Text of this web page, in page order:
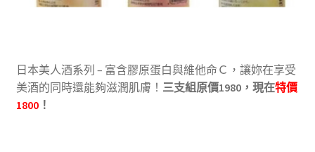
日本美人酒系列 – 富含膠原蛋白與維他命Ｃ，讓妳在享受
美酒的同時還能夠滋潤肌膚！ 三支組原價1980，現在特價
1800！